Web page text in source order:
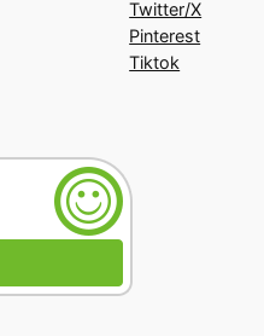
Twitter/X
Pinterest
Tiktok